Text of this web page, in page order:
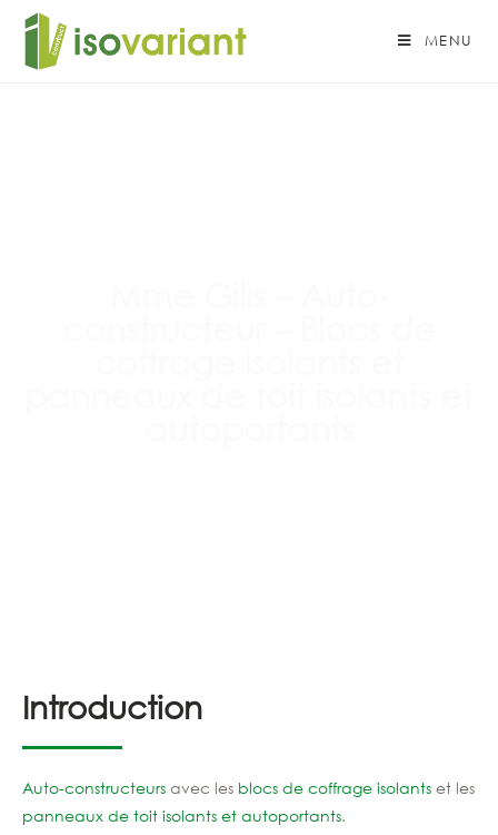
MENU
Introduction
Auto-constructeurs avec les blocs de coffrage isolants et les
panneaux de toit isolants et autoportants.